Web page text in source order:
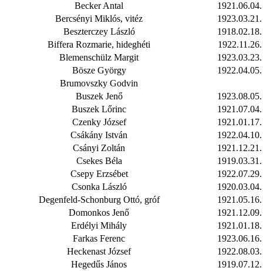
Becker Antal
1921.06.04.
Bercsényi Miklós, vitéz
1923.03.21.
Beszterczey László
1918.02.18.
Biffera Rozmarie, hideghéti
1922.11.26.
Blemenschülz Margit
1923.03.23.
Bösze György
1922.04.05.
Brumovszky Godvin
Buszek Jenő
1923.08.05.
Buszek Lőrinc
1921.07.04.
Czenky József
1921.01.17.
Csákány István
1922.04.10.
Csányi Zoltán
1921.12.21.
Csekes Béla
1919.03.31.
Csepy Erzsébet
1922.07.29.
Csonka László
1920.03.04.
Degenfeld-Schonburg Ottó, gróf
1921.05.16.
Domonkos Jenő
1921.12.09.
Erdélyi Mihály
1921.01.18.
Farkas Ferenc
1923.06.16.
Heckenast József
1922.08.03.
Hegedűs János
1919.07.12.